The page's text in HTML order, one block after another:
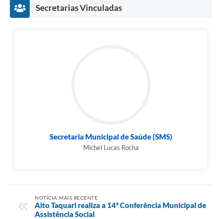
Secretarias Vinculadas
Secretaria Municipal de Saúde (SMS)
Michel Lucas Rocha
NOTÍCIA MAIS RECENTE
Alto Taquari realiza a 14ª Conferência Municipal de
Assistência Social